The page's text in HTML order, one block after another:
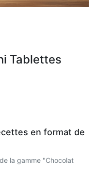
Tablettes
en format de
la gamme "Chocolat